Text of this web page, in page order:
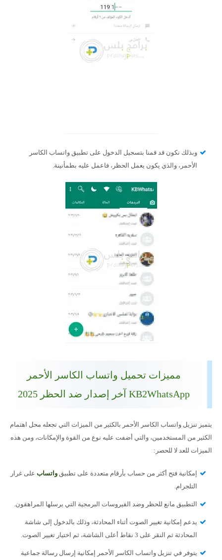
وبذلك نكون قد قمنا بتسجيل الدخول على تطبيق واتساب الكاسر
الأحمر، والذي يكون يعمل الحظر، فاعمل عليه بطمأنينة.
مميزات تحميل واتساب الكاسر الأحمر
KB2WhatsApp آخر إصدار ضد الحظر 2025
يتميز تنزيل واتساب الكاسر الأحمر بالكثير من الميزات التي تجعله محل اهتمام
الكثير من المستخدمين، والتي أضفت عليه نوع من القوة والإمكانات، ومن هذه
الميزات للعد لا للحصر:
إمكانية فتح أكثر من حساب بأرقام متعددة على تطبيق واتساب على غرار
التلجرام.
التطبيق مانع للحظر وضد الفيروسات البرمجية التي يرسلها المراهقون.
يدعم إمكانية تغيير الصوت أثناء المحادثة، وذلك بالدخول إلى شاشة
المحادثة ثم النقر على 3 نقاط أعلى الشاشة، ثم اختيار تغيير الصوت.
يتوفر في تنزيل واتساب الكاسر الأحمر إمكانية إرسال رسالة جماعية